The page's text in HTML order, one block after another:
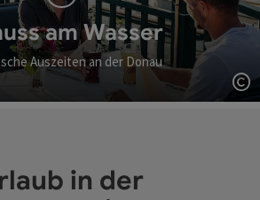
am Wasser
Auszeiten an der Donau
in der